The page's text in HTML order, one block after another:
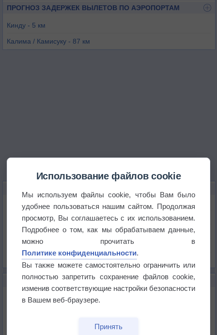
ПРОГНОЗ ЗАДЕРЖЕК ВЫЛЕТОВ ПО АЭРОПОРТАМ
Кинду - 5 км
Калима / Камисуку - 87 км
Температура
Давление
Осадки
Облачность
Список всех карт
НОВОЕ О ПОГОДЕ
Дневная температура воздуха в ОАЭ превысила
+51°
Европейские столицы бьют рекорды жары
Использование файлов cookie
Мы используем файлы cookie, чтобы Вам было
удобнее пользоваться нашим сайтом. Продолжая
просмотр, Вы соглашаетесь с их использованием.
Подробнее о том, как мы обрабатываем данные,
можно прочитать в
Политике конфиденциальности.
Вы также можете самостоятельно ограничить или
полностью запретить сохранение файлов cookie,
изменив соответствующие настройки безопасности
в Вашем веб-браузере.
Принять